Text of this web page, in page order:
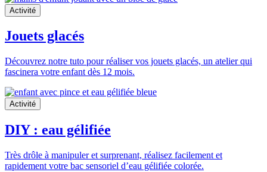
Activité
Jouets glacés
Découvrez notre tuto pour réaliser vos jouets glacés, un atelier qui
fascinera votre enfant dès 12 mois.
Activité
DIY : eau gélifiée
Très drôle à manipuler et surprenant, réalisez facilement et
rapidement votre bac sensoriel d’eau gélifiée colorée.